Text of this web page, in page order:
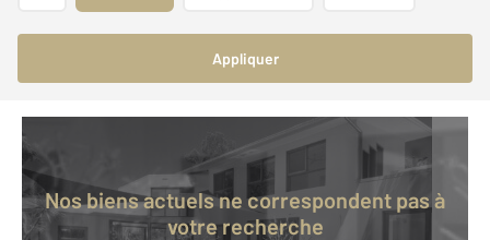
Appliquer
Nos biens actuels ne correspondent pas à
votre recherche